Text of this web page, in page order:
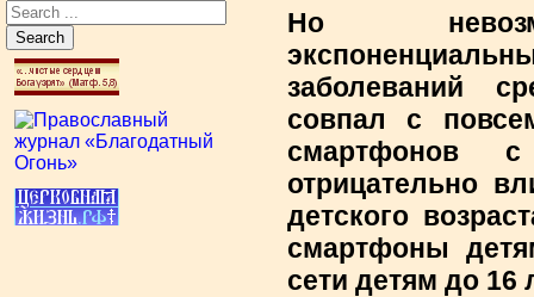
Search
Но
заболеваний
совпал с
смартфонов
отрицательно
детского
смартфоны
сети детям до 16